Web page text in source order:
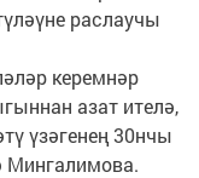
раслаучы
керемнәр
азат ителә,
үзәгенең 30нчы
Мингалимова.